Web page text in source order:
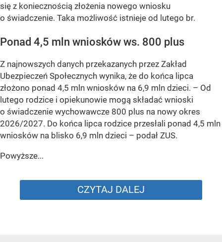
się z koniecznością złożenia nowego wniosku
o świadczenie. Taka możliwość istnieje od lutego br.
Ponad 4,5 mln wniosków ws. 800 plus
Z najnowszych danych przekazanych przez Zakład
Ubezpieczeń Społecznych wynika, że do końca lipca
złożono ponad 4,5 mln wniosków na 6,9 mln dzieci. – Od
lutego rodzice i opiekunowie mogą składać wnioski
o świadczenie wychowawcze 800 plus na nowy okres
2026/2027. Do końca lipca rodzice przesłali ponad 4,5 mln
wniosków na blisko 6,9 mln dzieci – podał ZUS.
Powyższe...
CZYTAJ DALEJ